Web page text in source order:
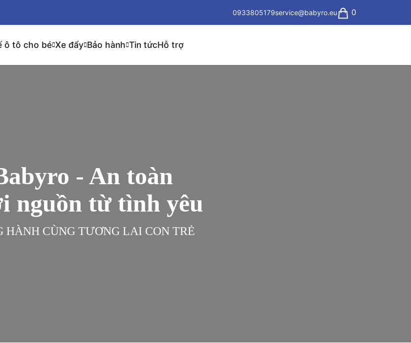
0933805179service@babyro.eu 0
ô tô cho bé Xe đẩy Bảo hành Tin tứcHỗ trợ
- An toàn
nguồn từ tình yêu
HÀNH CÙNG TƯƠNG LAI CON TRẺ